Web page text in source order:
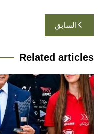
تصفّح
المقالات
السابق
Related articles